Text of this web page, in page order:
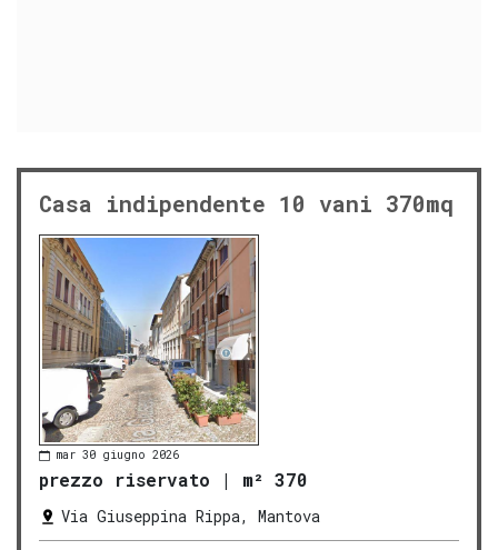
Casa indipendente 10 vani 370mq
mar 30 giugno 2026
prezzo riservato | m² 370
Via Giuseppina Rippa, Mantova